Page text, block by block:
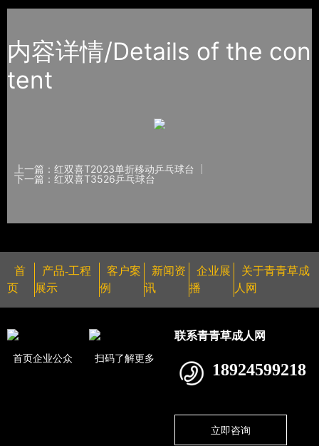
内容详情/Details of the con
tent
上一篇：红双喜T2023单折移动乒乓球台
下一篇：红双喜T3526乒乓球台
首
页
产品-工程
展示
客户案
例
新闻资
讯
企业展
播
关于青青草成
人网
首页企业公众 扫码了解更多
联系青青草成人网
18924599218
立即咨询